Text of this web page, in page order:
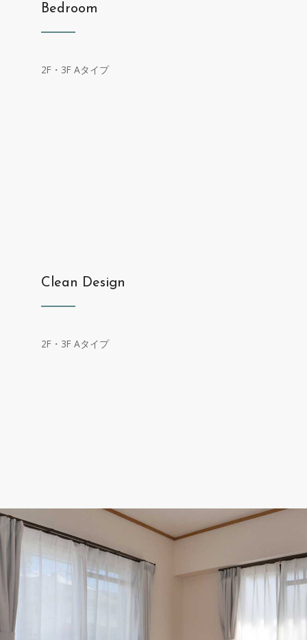
Bedroom
2F・3F Aタイプ
Clean Design
2F・3F Aタイプ